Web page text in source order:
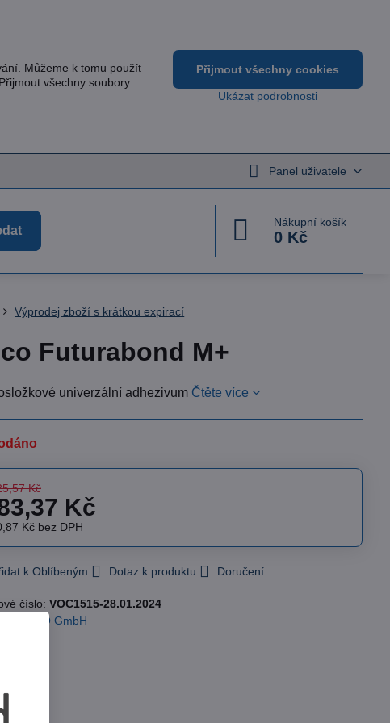
Panel uživatele
Nákupní košík
0 Kč
Výprodej zboží s krátkou expirací
Futurabond M+
univerzální adhezivum Čtěte více
Kč
Kč
Kč bez DPH
k Oblíbeným Dotaz k produktu Doručení
číslo:VOC1515-28.01.2024
VOCO GmbH
Můžeme k tomu použít
všechny soubory
Ukázat podrobnosti
Přijmout všechny cookies